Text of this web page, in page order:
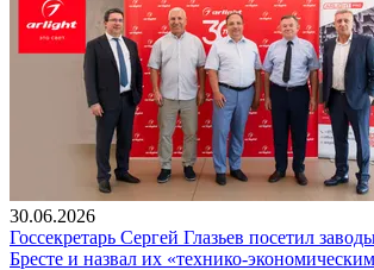
30.06.2026
Госсекретарь Сергей Глазьев посетил
Бресте и назвал их «технико-